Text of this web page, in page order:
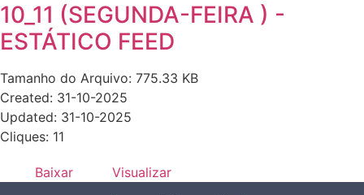
10_11 (SEGUNDA-FEIRA ) -
ESTÁTICO FEED
Tamanho do Arquivo: 775.33 KB
Created: 31-10-2025
Updated: 31-10-2025
Cliques: 11
Baixar Visualizar